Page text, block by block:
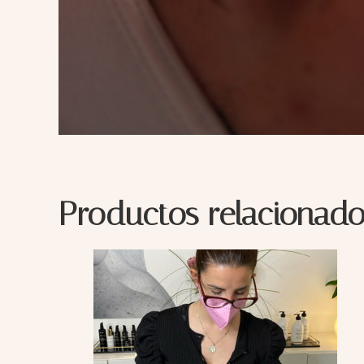
Productos